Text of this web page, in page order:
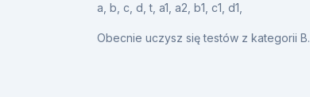
a, b, c, d,t, a1, a2, b1, c1, d1,
Obecnie uczysz się testów z kategorii B.